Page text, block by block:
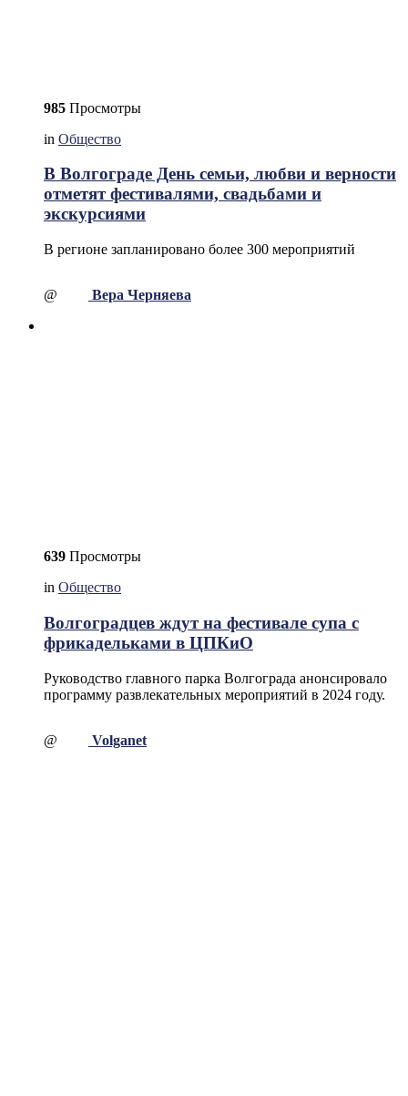
985 Просмотры
in Общество
В Волгограде День семьи, любви и верности
отметят фестивалями, свадьбами и
экскурсиями
В регионе запланировано более 300 мероприятий
@ Вера Черняева
639 Просмотры
in Общество
Волгоградцев ждут на фестивале супа с
фрикадельками в ЦПКиО
Руководство главного парка Волгограда анонсировало
программу развлекательных мероприятий в 2024 году.
@ Volganet